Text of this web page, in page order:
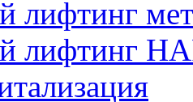
лифтинг
лифтинг